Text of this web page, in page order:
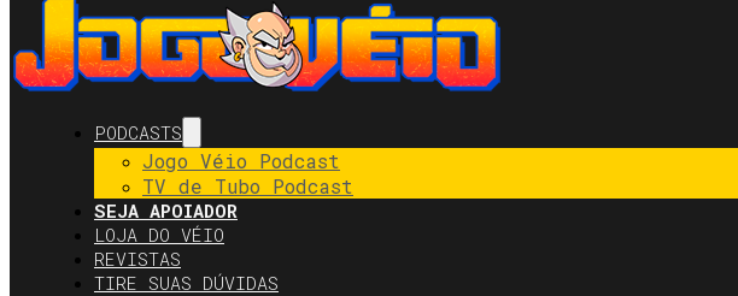
PODCASTS
Jogo Véio Podcast
TV de Tubo Podcast
SEJA APOIADOR
LOJA DO VÉIO
REVISTAS
TIRE SUAS DÚVIDAS